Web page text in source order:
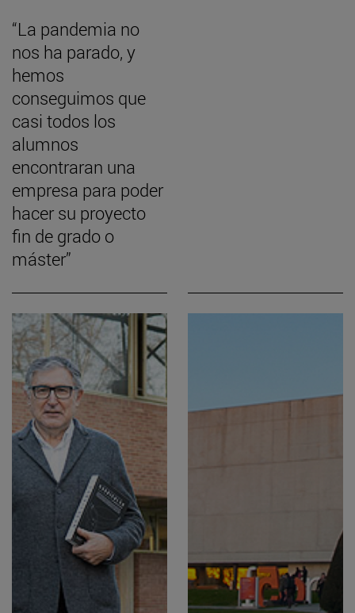
“La pandemia no
nos ha parado, y
hemos
conseguimos que
casi todos los
alumnos
encontraran una
empresa para poder
hacer su proyecto
fin de grado o
máster”